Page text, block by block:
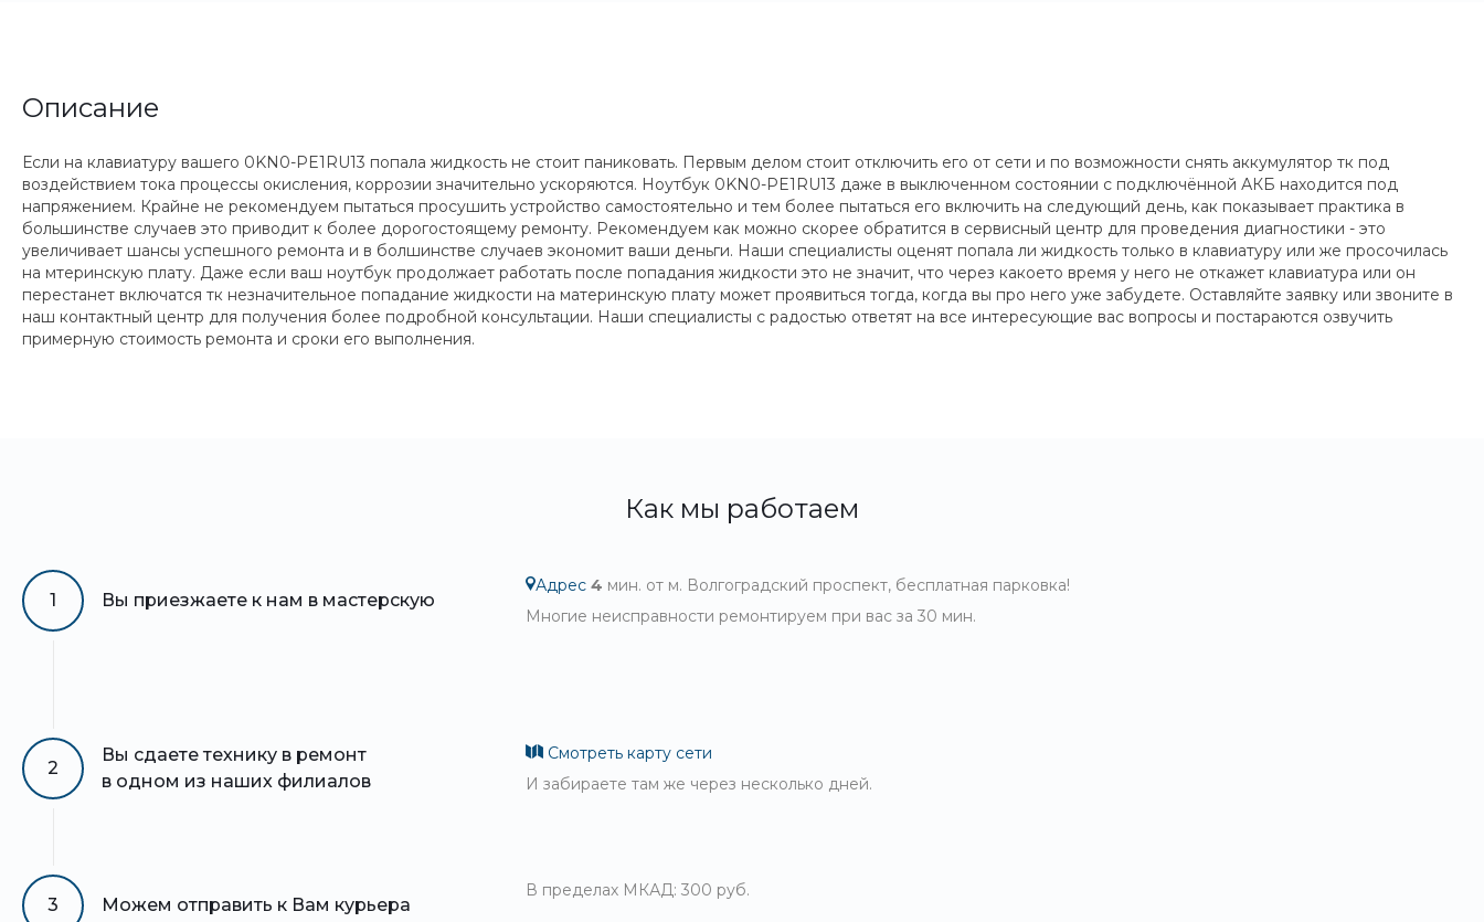
Описание
Если на клавиатуру вашего 0KN0-PE1RU13 попала жидкость не стоит паниковать. Первым делом стоит отключить его от сети и по возможности снять аккумулятор тк под
воздействием тока процессы окисления, коррозии значительно ускоряются. Ноутбук 0KN0-PE1RU13 даже в выключенном состоянии с подключённой АКБ находится под
напряжением. Крайне не рекомендуем пытаться просушить устройство самостоятельно и тем более пытаться его включить на следующий день, как показывает практика в
большинстве случаев это приводит к более дорогостоящему ремонту. Рекомендуем как можно скорее обратится в сервисный центр для проведения диагностики - это
увеличивает шансы успешного ремонта и в болшинстве случаев экономит ваши деньги. Наши специалисты оценят попала ли жидкость только в клавиатуру или же просочилась
на мтеринскую плату. Даже если ваш ноутбук продолжает работать после попадания жидкости это не значит, что через какоето время у него не откажет клавиатура или он
перестанет включатся тк незначительное попадание жидкости на материнскую плату может проявиться тогда, когда вы про него уже забудете. Оставляйте заявку или звоните в
наш контактный центр для получения более подробной консультации. Наши специалисты с радостью ответят на все интересующие вас вопросы и постараются озвучить
примерную стоимость ремонта и сроки его выполнения.
Как мы работаем
1 Вы приезжаете к нам в мастерскую
Адрес 4 мин. от м. Волгоградский проспект, бесплатная парковка!
Многие неисправности ремонтируем при вас за 30 мин.
2
Вы сдаете технику в ремонт
в одном из наших филиалов
Смотреть карту сети
И забираете там же через несколько дней.
3 Можем отправить к Вам курьера
В пределах МКАД: 300 руб.